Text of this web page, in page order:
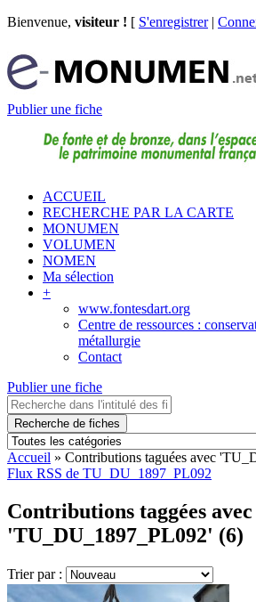
Bienvenue, visiteur ! [ S'enregistrer|
Publier une fiche
ACCUEIL
RECHERCHE PAR LA CARTE
MONUMEN
VOLUMEN
NOMEN
Ma sélection
+
www.fontesdart.org
Centre de ressources :
métallurgie
Contact
Publier une fiche
Recherche de fiches
Accueil » Contributions taguées avec
Flux RSS de TU_DU_1897_PL092
Contributions taggées avec
'TU_DU_1897_PL092' (6)
Trier par :